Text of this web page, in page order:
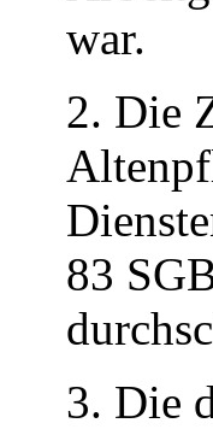
war.
2. Die
83
3. Die